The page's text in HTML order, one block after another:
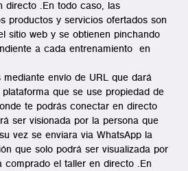
directo .En todo caso, las
productos y servicios ofertados son
sitio web y se obtienen pinchando
a cada entrenamiento en
mediante envío de URL que dará
que se use propiedad de
te podrás conectar en directo
ser visionada por la persona que
vez se enviara via WhatsApp la
que solo podrá ser visualizada por
comprado el taller en directo .En